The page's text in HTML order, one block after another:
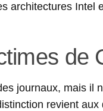
architectures Intel
de
journaux, mais il
revient